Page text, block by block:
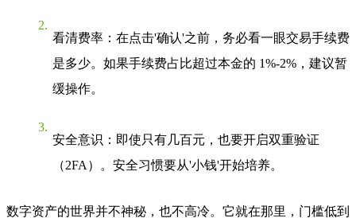
看清费率 ：在点击'确认'之前，务必看一眼交易手续费
是多少。如果手续费占比超过本金的 1%-2%，建议暂
缓操作。
安全意识 ：即使只有几百元，也要开启双重验证
（2FA）。安全习惯要从'小钱'开始培养。
数字资产的世界并不神秘，也不高冷。它就在那里，门槛低到